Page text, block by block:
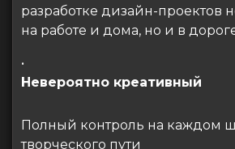
разработке дизайн-проектов
на работе и дома, но и в
•
Невероятно креативный
Полный контроль на каждом
творческого пути